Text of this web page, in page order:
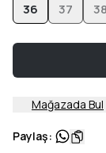
36 37 38
Mağazada Bul
Paylaş: